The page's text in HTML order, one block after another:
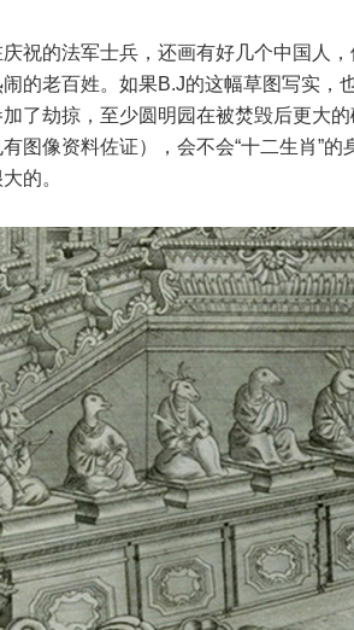
祝的法军士兵，还画有好几个中国人
的老百姓。如果B.J的这幅草图写实，
了劫掠，至少圆明园在被焚毁后更大
图像资料佐证），会不会“十二生肖”的
的。